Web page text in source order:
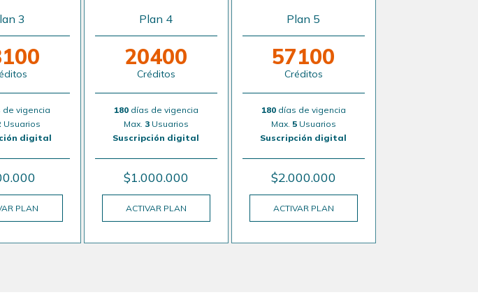
3
de vigencia
Usuarios
digital
PLAN
Plan 4
20400
Créditos
180días de vigencia
Max. 3Usuarios
Suscripción digital
$1.000.000
ACTIVAR PLAN
Plan 5
57100
Créditos
180días de vigencia
Max. 5Usuarios
Suscripción digital
$2.000.000
ACTIVAR PLAN